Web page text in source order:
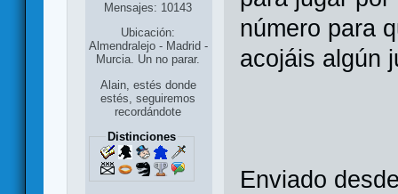
Mensajes: 10143
Ubicación:
Almendralejo - Madrid -
Murcia. Un no parar.
Alain, estés donde
estés, seguiremos
recordándote
Distinciones
número para
acojáis algún
Enviado